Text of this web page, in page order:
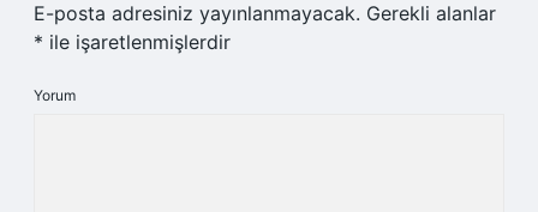
E-posta adresiniz yayınlanmayacak. Gerekli alanlar
* ile işaretlenmişlerdir
Yorum